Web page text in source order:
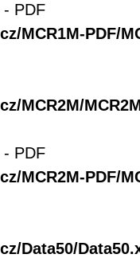
- PDF
MCR1M-PDF/
MCR2M/
- PDF
MCR2M-PDF/
Data50/